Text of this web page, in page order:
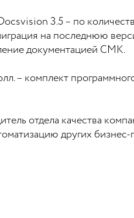
3.5 – по
на последнюю
документацией СМК.
– комплект
отдела качества
других бизнес-